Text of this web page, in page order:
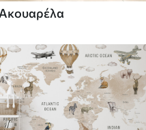
Ακουαρέλα